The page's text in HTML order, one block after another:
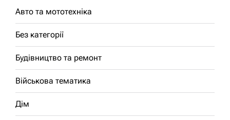
Авто та мототехніка
Без категорії
Будівництво та ремонт
Військова тематика
Дім